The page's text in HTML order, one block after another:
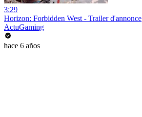
3:29
Horizon: Forbidden West - Trailer d'annonce
ActuGaming
hace 6 años